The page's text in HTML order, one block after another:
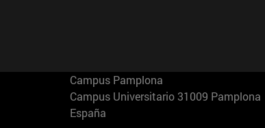
Campus Pamplona
Campus Universitario 31009 Pamplona
España